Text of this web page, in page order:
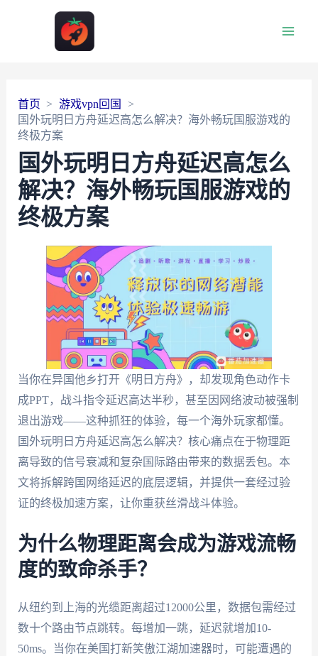
首页
游戏vpn回国
国外玩明日方舟延迟高怎么解决？海外畅玩国服游戏的
终极方案
国外玩明日方舟延迟高怎么
解决？海外畅玩国服游戏的
终极方案
当你在异国他乡打开《明日方舟》，却发现角色动作卡
成PPT，战斗指令延迟高达半秒，甚至因网络波动被强制
退出游戏——这种抓狂的体验，每一个海外玩家都懂。
国外玩明日方舟延迟高怎么解决？核心痛点在于物理距
离导致的信号衰减和复杂国际路由带来的数据丢包。本
文将拆解跨国网络延迟的底层逻辑，并提供一套经过验
证的终极加速方案，让你重获丝滑战斗体验。
为什么物理距离会成为游戏流畅
度的致命杀手？
从纽约到上海的光缆距离超过12000公里，数据包需经过
数十个路由节点跳转。每增加一跳，延迟就增加10-
50ms。当你在美国打新笑傲江湖加速器时，可能遭遇的